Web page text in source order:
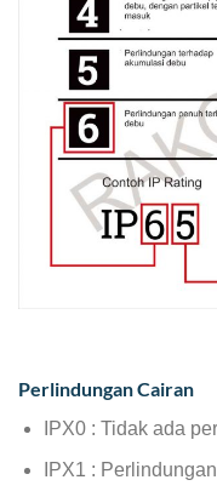
Perlindungan Cairan
IPX0 : Tidak ada
IPX1 :